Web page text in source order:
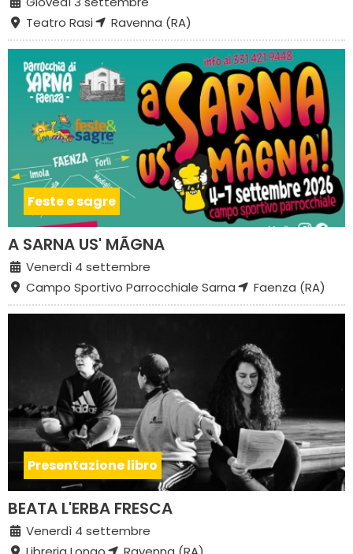
Teatro Rasi
Ravenna (RA)
Feste e sagre
A SARNA US' MÃGNA
Venerdì 4 settembre
Campo Sportivo Parrocchiale Sarna
Faenza (RA)
Presentazione libro
BEATA L'ERBA FRESCA
Venerdì 4 settembre